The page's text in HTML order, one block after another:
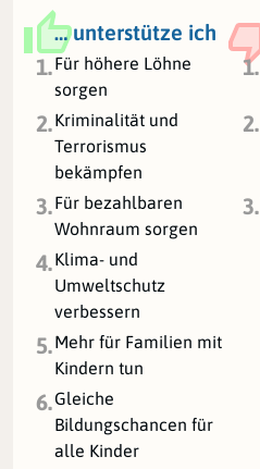
… unterstütze ich
1.Für höhere Löhne
sorgen
1.
2.Kriminalität und
Terrorismus
bekämpfen
2.
3.Für bezahlbaren
Wohnraum sorgen
3.
4.Klima- und
Umweltschutz
verbessern
5.Mehr für Familien mit
Kindern tun
6.Gleiche
Bildungschancen für
alle Kinder